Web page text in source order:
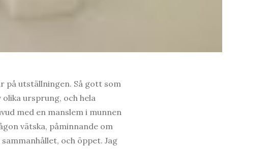
på utställningen. Så gott som
ursprung, och hela
med en manslem i munnen
vätska, påminnande om
och öppet. Jag